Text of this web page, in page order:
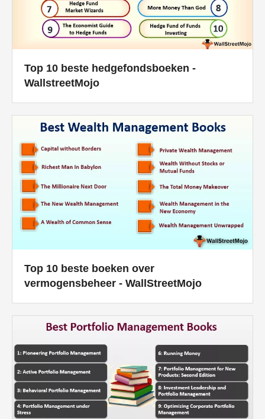
Top 10 beste hedgefondsboeken -
WallstreetMojo
Top 10 beste boeken over
vermogensbeheer - WallStreetMojo